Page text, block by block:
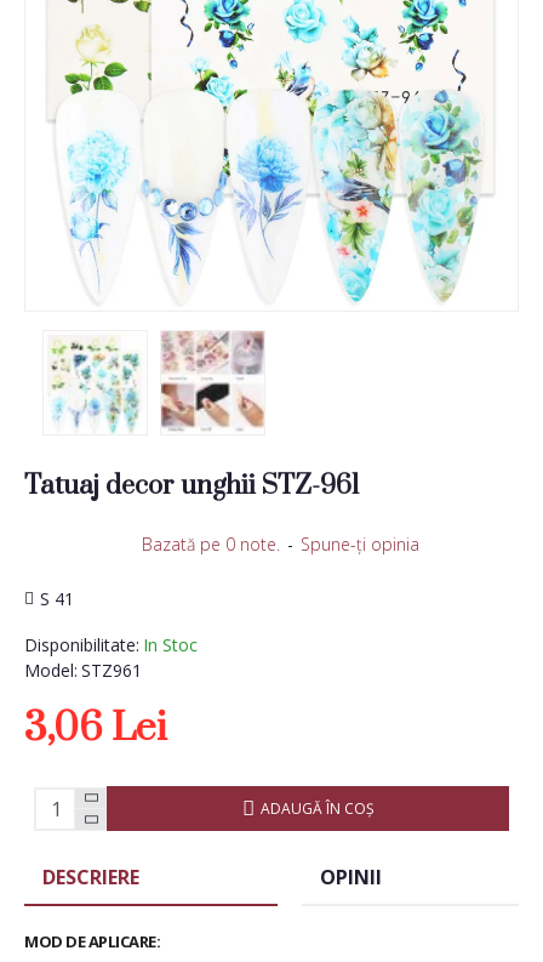
Tatuaj decor unghii STZ-961
Disponibilitate: In Stoc
Model: STZ961
S 41
Bazată pe 0 note. - Spune-ţi opinia
3,06 Lei
ADAUGĂ ÎN COŞ
DESCRIERE OPINII
MOD DE APLICARE: